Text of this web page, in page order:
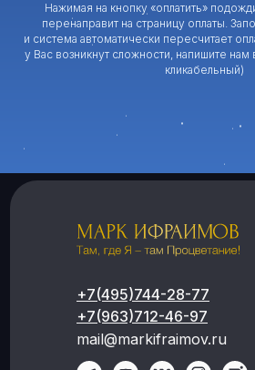
Нажимая на кнопку «оплатить»
перенаправит на страницу оплаты.
и система автоматически пересчитает
у Вас возникнут сложности, напишите нам
кликабельный)
mail@markifraimov.ru
+7(495)744-28-77
+7(963)712-46-97